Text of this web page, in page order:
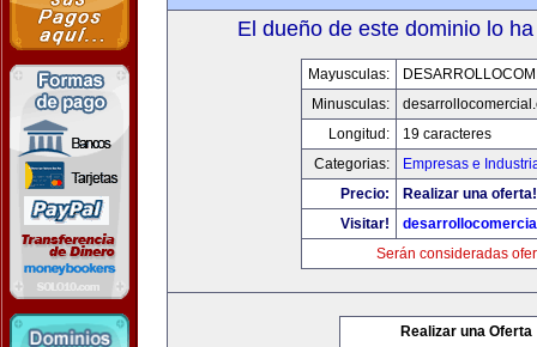
El dueño de este dominio lo
Mayusculas:
Minusculas:
Longitud:
19 caracteres
Categorias:
Empresas e
Precio:
Realizar una oferta!
Visitar!
Serán consideradas
Realizar una Oferta